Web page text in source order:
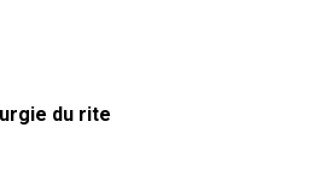
du rite